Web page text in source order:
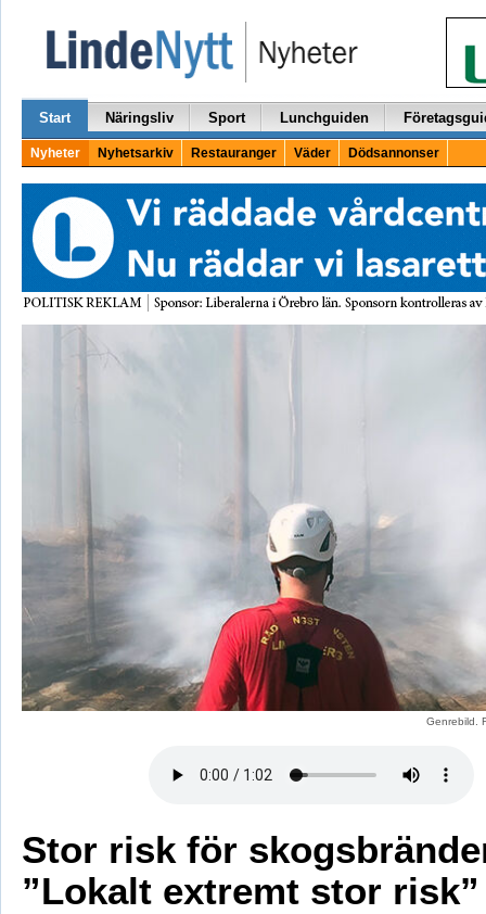
Start Näringsliv Sport Lunchguiden
Nyheter Nyhetsarkiv Restauranger Väder Dödsannonser
Genrebild.
Stor risk för
”Lokalt extremt stor risk”